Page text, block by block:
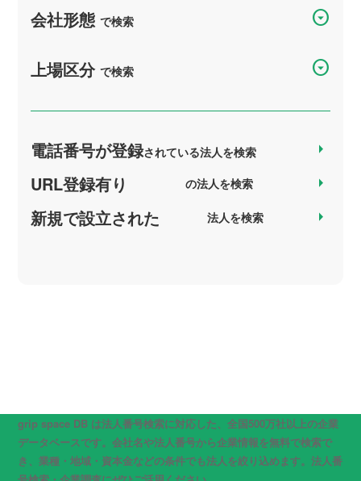
会社形態で検索 arrow_drop_down_circle
上場区分で検索 arrow_drop_down_circle
電話番号が登録されている法人を検索 arrow_right
URL登録有り の法人を検索 arrow_right
新規で設立された 法人を検索 arrow_right
grip space DB は法人番号検索に対応した、全国500万社以上の企業
データベースです。会社名や法人番号から企業情報を無料で検索で
き、業種・地域・資本金などの条件でも法人を絞り込めます。法人番